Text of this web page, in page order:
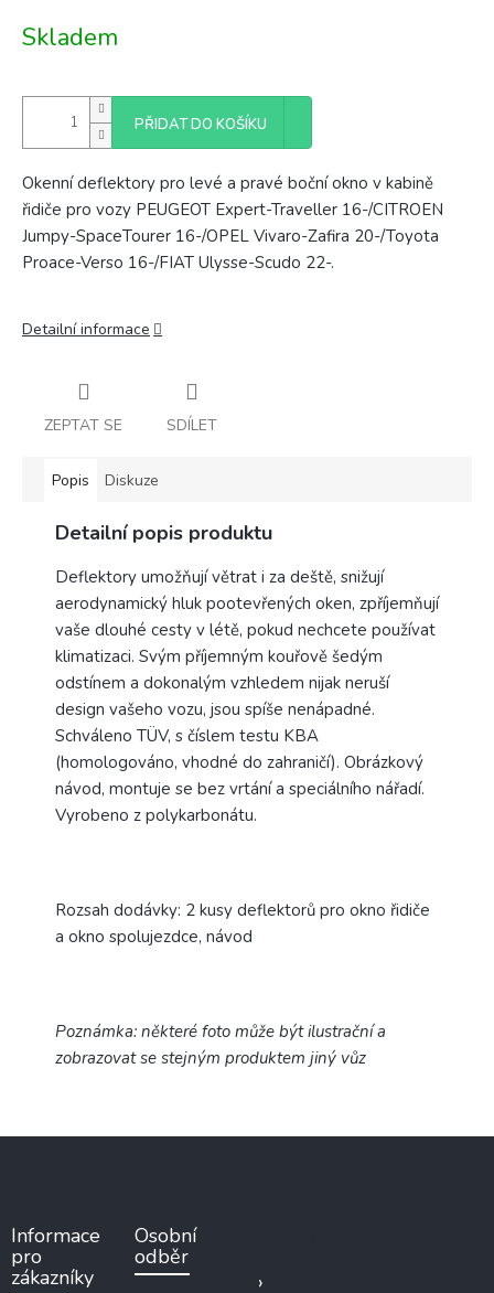
cena:
Skladem
PŘIDAT DO KOŠÍKU
Okenní deflektory pro levé a pravé boční okno v kabině
řidiče pro vozy PEUGEOT Expert-Traveller 16-/CITROEN
Jumpy-SpaceTourer 16-/OPEL Vivaro-Zafira 20-/Toyota
Proace-Verso 16-/FIAT Ulysse-Scudo 22-.
Detailní informace
ZEPTAT SE SDÍLET
Popis Diskuze
Detailní popis produktu
Deflektory umožňují větrat i za deště, snižují
aerodynamický hluk pootevřených oken, zpříjemňují
vaše dlouhé cesty v létě, pokud nechcete používat
klimatizaci. Svým příjemným kouřově šedým
odstínem a dokonalým vzhledem nijak neruší
design vašeho vozu, jsou spíše nenápadné.
Schváleno TÜV, s číslem testu KBA
(homologováno, vhodné do zahraničí). Obrázkový
návod, montuje se bez vrtání a speciálního nářadí.
Vyrobeno z polykarbonátu.
Rozsah dodávky: 2 kusy deflektorů pro okno řidiče
a okno spolujezdce, návod
Poznámka: některé foto může být ilustrační a
zobrazovat se stejným produktem jiný vůz
Informace
pro
zákazníky
Osobní
odběr